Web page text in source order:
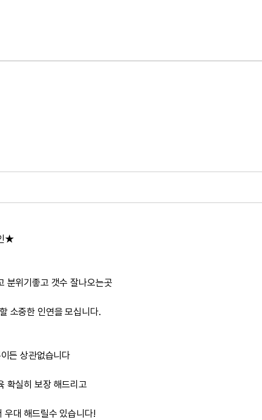
★
분위기좋고 갯수 잘나오는곳
소중한 인연을 모십니다.
든 상관없습니다
확실히 보장 해드리고
우대 해드릴수 있습니다!